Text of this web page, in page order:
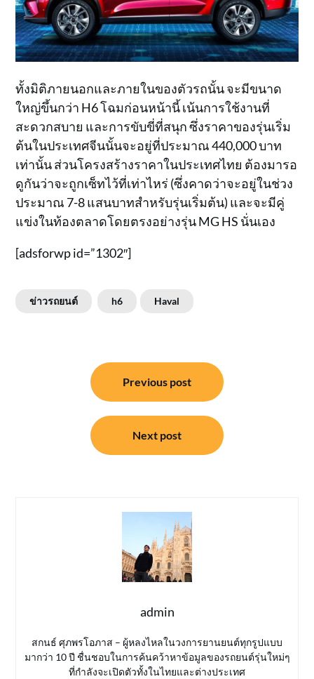
ทั้งมิติภายนอกและภายในของตัวรถนั้น จะมีขนาด
ใหญ่ขึ้นกว่า H6 โฉมก่อนหน้านี้ เน้นการใช้งานที่
สะดวกสบาย และการขับขี่ที่สนุก ซึ่งราคาของรุ่นเริ่ม
ต้นในประเทศจีนนั้นจะอยู่ที่ประมาณ 440,000 บาท
เท่านั้น ส่วนโครงสร้างราคาในประเทศไทย ต้องมารอ
ดูกันว่าจะถูกเซ็ทไว้ที่เท่าไหร่ (ซึ่งคาดว่าจะอยู่ในช่วง
ประมาณ 7-8 แสนบาทสำหรับรุ่นเริ่มต้น) และจะมีคู่
แข่งในท้องตลาดโดยตรงอย่างรุ่น MG HS นั่นเอง
[adsforwp id=”1302″]
ข่าวรถยนต์ h6 Haval
Previous post
Next post
admin
สกนธ์ ศุภพรโอภาส – ผู้หลงไหลในวงการยานยนต์ทุกรูปแบบ
มากว่า 10 ปี ชื่นชอบในการค้นคว้าหาข้อมูลของรถยนต์รุ่นใหม่ๆ
ที่กำลังจะเปิดตัวทั้งในไทยและต่างประเทศ